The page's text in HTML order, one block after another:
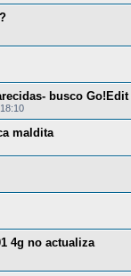
busco Go!Edit
maldita
4g no actualiza